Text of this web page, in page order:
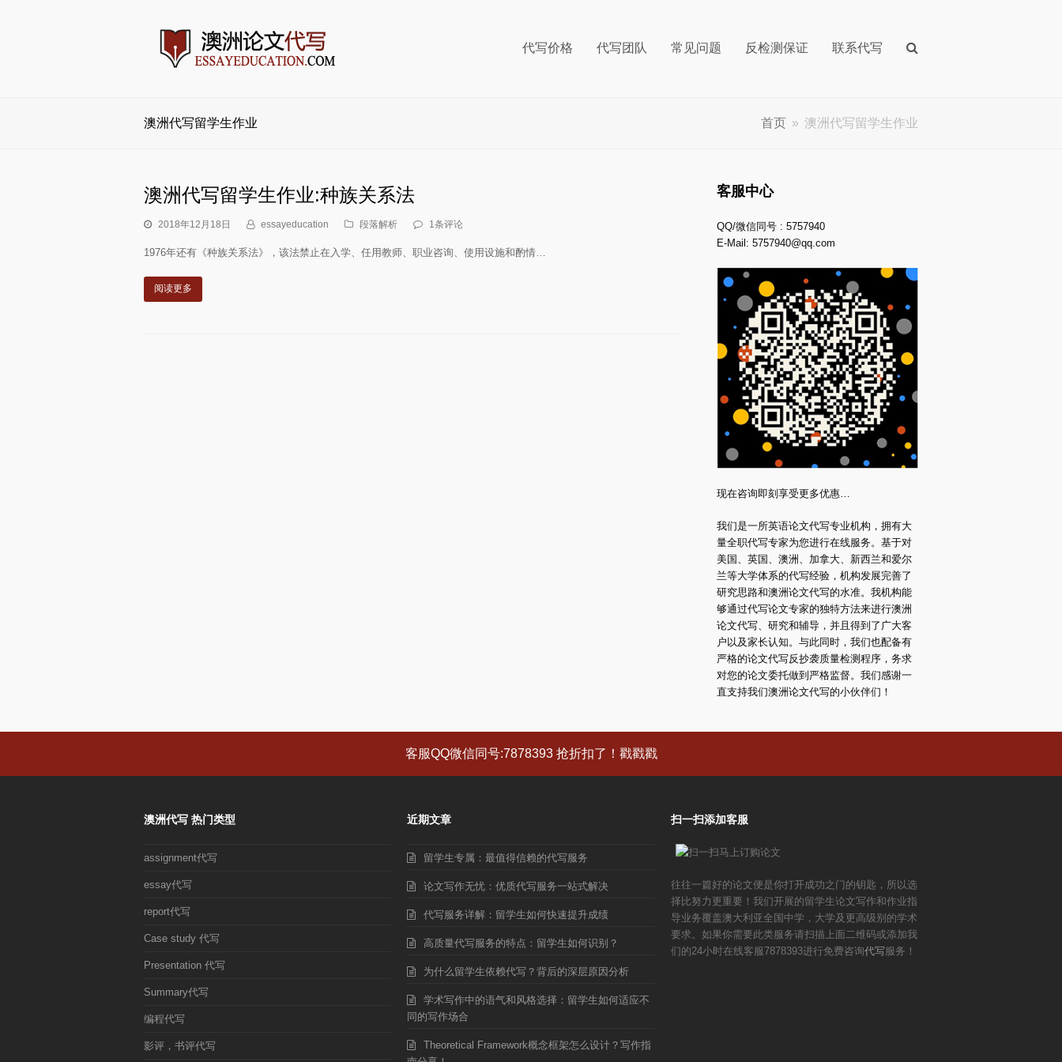
代写价格 代写团队 常见问题 反检测保证 联系代写
澳洲代写留学生作业 首页 » 澳洲代写留学生作业
澳洲代写留学生作业:种族关系法
2018年12月18日 essayeducation 段落解析 1条评论
1976年还有《种族关系法》，该法禁止在入学、任用教师、职业咨询、使用设施和酌情…
阅读更多
客服中心
QQ/微信同号 : 5757940
E-Mail:5757940@qq.com
现在咨询即刻享受更多优惠…
我们是一所英语论文代写专业机构，拥有大
量全职代写专家为您进行在线服务。基于对
美国、英国、澳洲、加拿大、新西兰和爱尔
兰等大学体系的代写经验，机构发展完善了
研究思路和澳洲论文代写的水准。我机构能
够通过代写论文专家的独特方法来进行澳洲
论文代写、研究和辅导，并且得到了广大客
户以及家长认知。与此同时，我们也配备有
严格的论文代写反抄袭质量检测程序，务求
对您的论文委托做到严格监督。我们感谢一
直支持我们澳洲论文代写的小伙伴们！
客服QQ微信同号:7878393 抢折扣了！戳戳戳
澳洲代写 热门类型
assignment代写
essay代写
report代写
Case study 代写
Presentation 代写
Summary代写
编程代写
影评，书评代写
近期文章
留学生专属：最值得信赖的代写服务
论文写作无忧：优质代写服务一站式解决
代写服务详解：留学生如何快速提升成绩
高质量代写服务的特点：留学生如何识别？
为什么留学生依赖代写？背后的深层原因分析
学术写作中的语气和风格选择：留学生如何适应不
同的写作场合
Theoretical Framework概念框架怎么设计？写作指
扫一扫添加客服
往往一篇好的论文便是你打开成功之门的钥匙，所以选
择比努力更重要！我们开展的留学生论文写作和作业指
导业务覆盖澳大利亚全国中学，大学及更高级别的学术
要求。如果你需要此类服务请扫描上面二维码或添加我
们的24小时在线客服7878393进行免费咨询代写 服务！